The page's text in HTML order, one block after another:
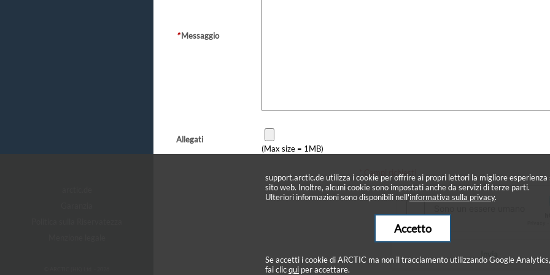
*Messaggio
Allegati
(Max size = 1MB)
* Campi richiesti
support.arctic.de utilizza i cookie per offrire ai propri lettori la migliore esperienza
sito web. Inoltre, alcuni cookie sono impostati anche da servizi di terze parti.
Ulteriori informazioni sono disponibili nell'informativa sulla privacy.
Accetto
Se accetti i cookie di ARCTIC ma non il tracciamento utilizzando Google Analytics,
fai clicqui per accettare.